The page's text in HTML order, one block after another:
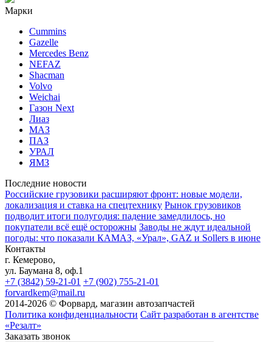
Марки
Cummins
Gazelle
Mercedes Benz
NEFAZ
Shacman
Volvo
Weichai
Газон Next
Лиаз
МАЗ
ПАЗ
УРАЛ
ЯМЗ
Последние новости
Российские грузовики расширяют фронт: новые модели,
локализация и ставка на спецтехнику Рынок грузовиков
подводит итоги полугодия: падение замедлилось, но
покупатели всё ещё осторожны Заводы не ждут идеальной
погоды: что показали КАМАЗ, «Урал», GAZ и Sollers в июне
Контакты
г. Кемерово,
ул. Баумана 8, оф.1
+7 (3842) 59-21-01 +7 (902) 755-21-01
forvardkem@mail.ru
2014-2026 © Форвард, магазин автозапчастей
Политика конфиденциальности Сайт разработан в агентстве
«Резалт»
Заказать звонок